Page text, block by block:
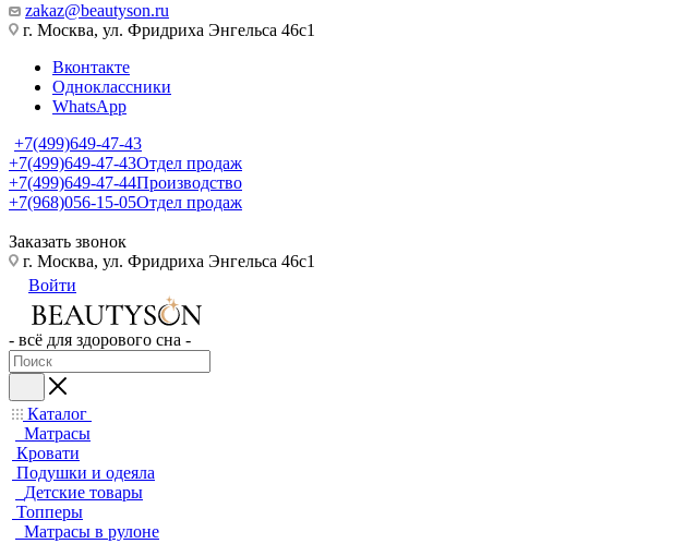
zakaz@beautyson.ru
г. Москва, ул. Фридриха Энгельса 46с1
Вконтакте
Одноклассники
WhatsApp
+7(499)649-47-43
+7(499)649-47-43Отдел продаж
+7(499)649-47-44Производство
+7(968)056-15-05Отдел продаж
Заказать звонок
г. Москва, ул. Фридриха Энгельса 46с1
Войти
- всё для здорового сна -
Каталог
Матрасы
Кровати
Подушки и одеяла
Детские товары
Топперы
Матрасы в рулоне